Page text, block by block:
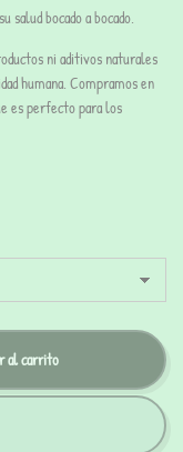
salud bocado a bocado.
ni aditivos naturales
humana. Compramos en
es perfecto para los
al carrito